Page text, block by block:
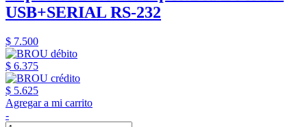
USB+SERIAL RS-232
$ 7.500
$ 6.375
$ 5.625
Agregar a mi carrito
-